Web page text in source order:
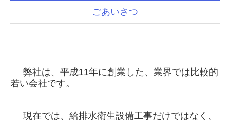
ごあいさつ
弊社は、平成11年に創業した、業界では比較的
若い会社です。
現在では、給排水衛生設備工事だけではなく、